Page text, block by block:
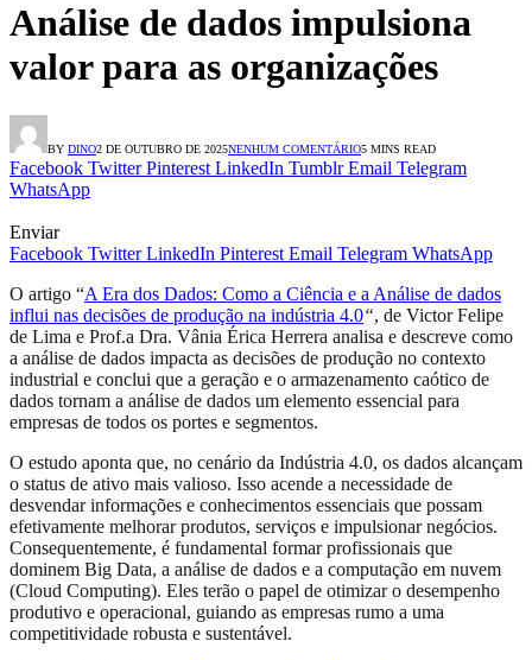
Análise de dados impulsiona
valor para as organizações
BY DINO2 DE OUTUBRO DE 2025NENHUM COMENTÁRIO5 MINS READ
Facebook Twitter Pinterest LinkedIn Tumblr Email Telegram
WhatsApp
Enviar
Facebook Twitter LinkedIn Pinterest Email Telegram WhatsApp
O artigo “A Era dos Dados: Como a Ciência e a Análise de dados
influi nas decisões de produção na indústria 4.0“, de Victor Felipe
de Lima e Prof.a Dra. Vânia Érica Herrera analisa e descreve como
a análise de dados impacta as decisões de produção no contexto
industrial e conclui que a geração e o armazenamento caótico de
dados tornam a análise de dados um elemento essencial para
empresas de todos os portes e segmentos.
O estudo aponta que, no cenário da Indústria 4.0, os dados alcançam
o status de ativo mais valioso. Isso acende a necessidade de
desvendar informações e conhecimentos essenciais que possam
efetivamente melhorar produtos, serviços e impulsionar negócios.
Consequentemente, é fundamental formar profissionais que
dominem Big Data, a análise de dados e a computação em nuvem
(Cloud Computing). Eles terão o papel de otimizar o desempenho
produtivo e operacional, guiando as empresas rumo a uma
competitividade robusta e sustentável.